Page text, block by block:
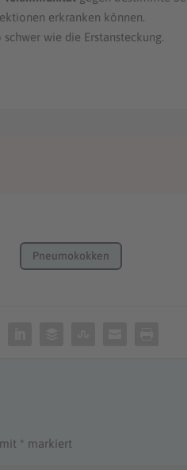
erkranken können.
wie die Erstansteckung.
Pneumokokken
* markiert